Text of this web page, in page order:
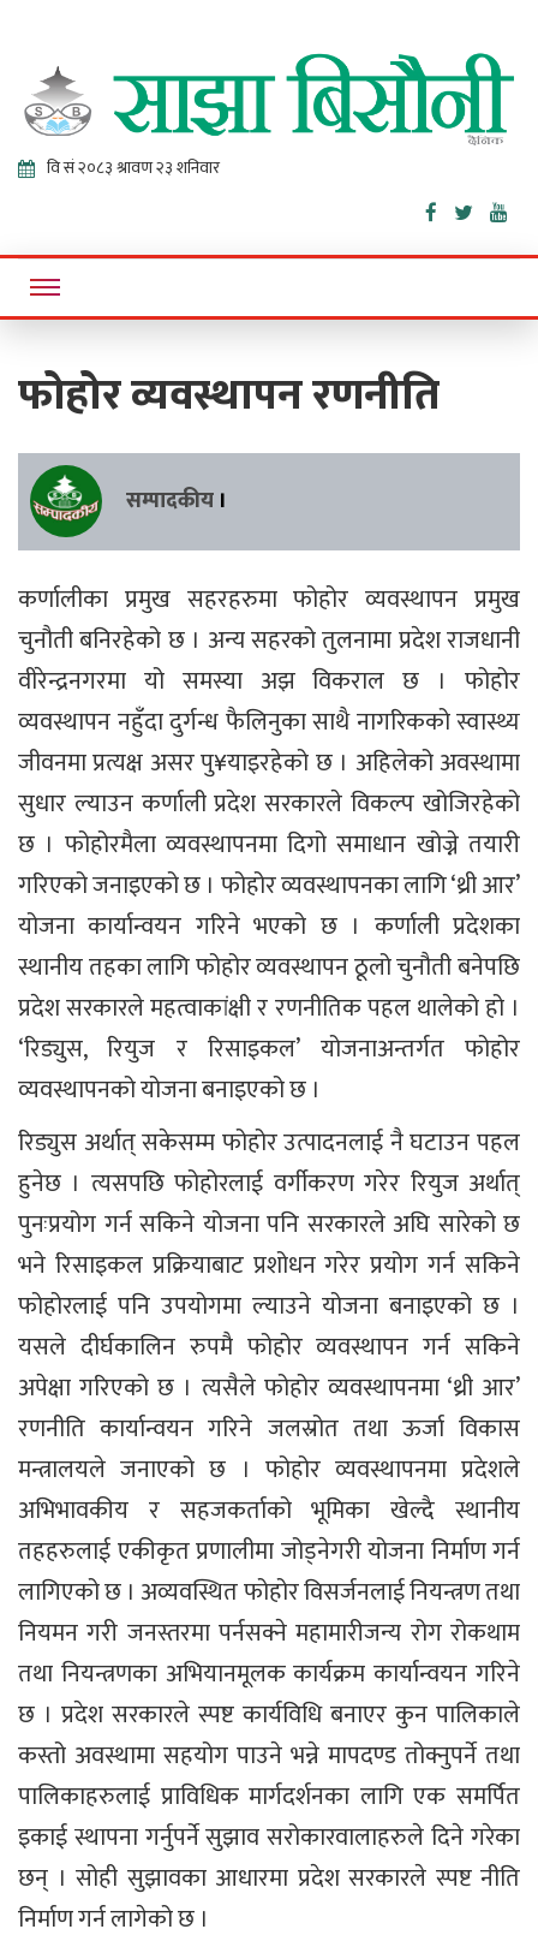
Sajha
Bisaunee
Online News Portal
फोहोर व्यवस्थापन रणनीति
सम्पादकीय ।
कर्णालीका प्रमुख सहरहरुमा फोहोर व्यवस्थापन प्रमुख
चुनौती बनिरहेको छ । अन्य सहरको तुलनामा प्रदेश राजधानी
वीरेन्द्रनगरमा यो समस्या अझ विकराल छ । फोहोर
व्यवस्थापन नहुँदा दुर्गन्ध फैलिनुका साथै नागरिकको स्वास्थ्य
जीवनमा प्रत्यक्ष असर पु¥याइरहेको छ । अहिलेको अवस्थामा
सुधार ल्याउन कर्णाली प्रदेश सरकारले विकल्प खोजिरहेको
छ । फोहोरमैला व्यवस्थापनमा दिगो समाधान खोज्ने तयारी
गरिएको जनाइएको छ । फोहोर व्यवस्थापनका लागि ‘थ्री आर’
योजना कार्यान्वयन गरिने भएको छ । कर्णाली प्रदेशका
स्थानीय तहका लागि फोहोर व्यवस्थापन ठूलो चुनौती बनेपछि
प्रदेश सरकारले महत्वाकांक्षी र रणनीतिक पहल थालेको हो ।
‘रिड्युस, रियुज र रिसाइकल’ योजनाअन्तर्गत फोहोर
व्यवस्थापनको योजना बनाइएको छ ।
रिड्युस अर्थात् सकेसम्म फोहोर उत्पादनलाई नै घटाउन पहल
हुनेछ । त्यसपछि फोहोरलाई वर्गीकरण गरेर रियुज अर्थात्
पुनःप्रयोग गर्न सकिने योजना पनि सरकारले अघि सारेको छ
भने रिसाइकल प्रक्रियाबाट प्रशोधन गरेर प्रयोग गर्न सकिने
फोहोरलाई पनि उपयोगमा ल्याउने योजना बनाइएको छ ।
यसले दीर्घकालिन रुपमै फोहोर व्यवस्थापन गर्न सकिने
अपेक्षा गरिएको छ । त्यसैले फोहोर व्यवस्थापनमा ‘थ्री आर’
रणनीति कार्यान्वयन गरिने जलस्रोत तथा ऊर्जा विकास
मन्त्रालयले जनाएको छ । फोहोर व्यवस्थापनमा प्रदेशले
अभिभावकीय र सहजकर्ताको भूमिका खेल्दै स्थानीय
तहहरुलाई एकीकृत प्रणालीमा जोड्नेगरी योजना निर्माण गर्न
लागिएको छ । अव्यवस्थित फोहोर विसर्जनलाई नियन्त्रण तथा
नियमन गरी जनस्तरमा पर्नसक्ने महामारीजन्य रोग रोकथाम
तथा नियन्त्रणका अभियानमूलक कार्यक्रम कार्यान्वयन गरिने
छ । प्रदेश सरकारले स्पष्ट कार्यविधि बनाएर कुन पालिकाले
कस्तो अवस्थामा सहयोग पाउने भन्ने मापदण्ड तोक्नुपर्ने तथा
पालिकाहरुलाई प्राविधिक मार्गदर्शनका लागि एक समर्पित
इकाई स्थापना गर्नुपर्ने सुझाव सरोकारवालाहरुले दिने गरेका
छन् । सोही सुझावका आधारमा प्रदेश सरकारले स्पष्ट नीति
निर्माण गर्न लागेको छ ।